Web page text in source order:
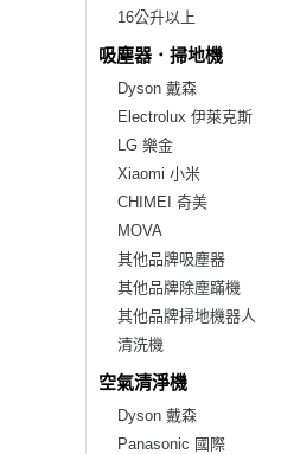
16公升以上
吸塵器．掃地機
Dyson 戴森
Electrolux 伊萊克斯
LG 樂金
Xiaomi 小米
CHIMEI 奇美
MOVA
其他品牌吸塵器
其他品牌除塵蹣機
其他品牌掃地機器人
清洗機
空氣清淨機
Dyson 戴森
Panasonic 國際